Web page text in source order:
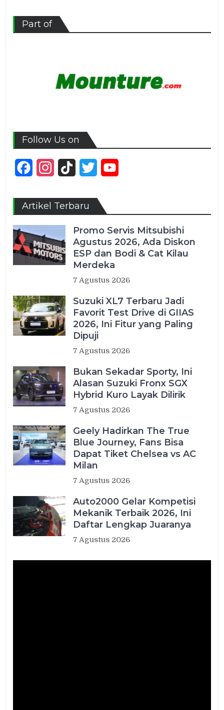
Part of
Follow Us on
FacebookInstagram
TikTok Twitter
Artikel Terbaru
Promo Servis Mitsubishi
Agustus 2026, Ada Diskon
ESP dan Bodi & Cat Kilau
Merdeka
7 Agustus 2026
Suzuki XL7 Terbaru Jadi
Favorit Test Drive di GIIAS
2026, Ini Fitur yang Paling
Dipuji
7 Agustus 2026
Bukan Sekadar Sporty, Ini
Alasan Suzuki Fronx SGX
Hybrid Kuro Layak Dilirik
7 Agustus 2026
Geely Hadirkan The True
Blue Journey, Fans Bisa
Dapat Tiket Chelsea vs AC
Milan
7 Agustus 2026
Auto2000 Gelar Kompetisi
Mekanik Terbaik 2026, Ini
Daftar Lengkap Juaranya
7 Agustus 2026